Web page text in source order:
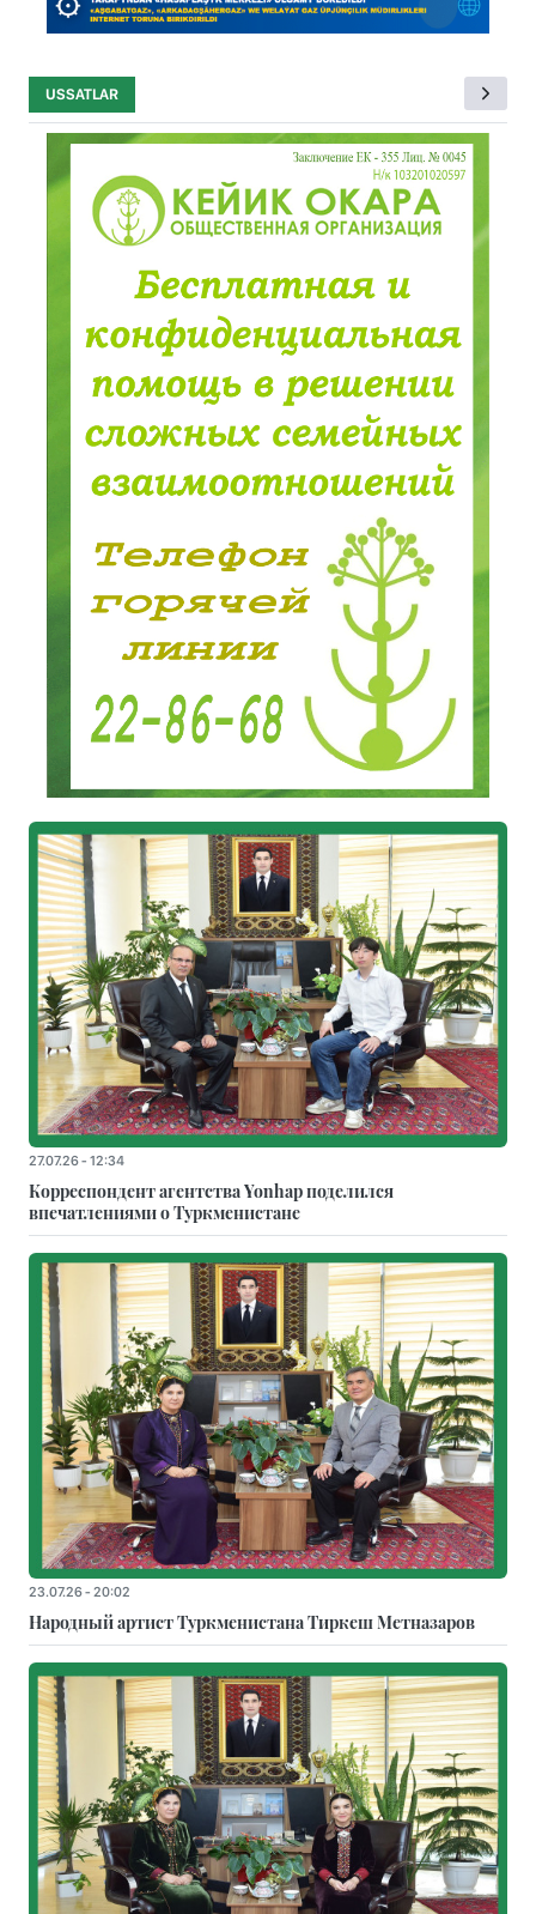
USSATLAR
27.07.26 - 12:34
Корреспондент агентства Yonhap поделился
впечатлениями о Туркменистане
23.07.26 - 20:02
Народный артист Туркменистана Тиркеш Мeтназаров